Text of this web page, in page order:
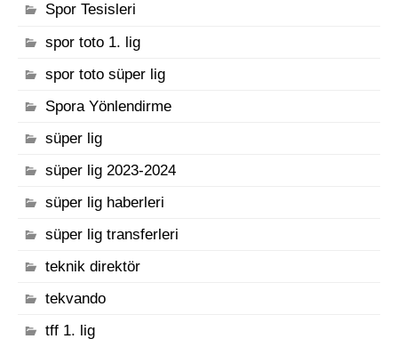
Spor Tesisleri
spor toto 1. lig
spor toto süper lig
Spora Yönlendirme
süper lig
süper lig 2023-2024
süper lig haberleri
süper lig transferleri
teknik direktör
tekvando
tff 1. lig